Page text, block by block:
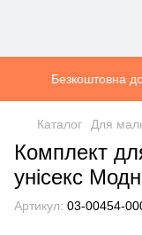
Безкоштовна
Каталог Для
Комплект
унісекс
Артикул: 03-00454-